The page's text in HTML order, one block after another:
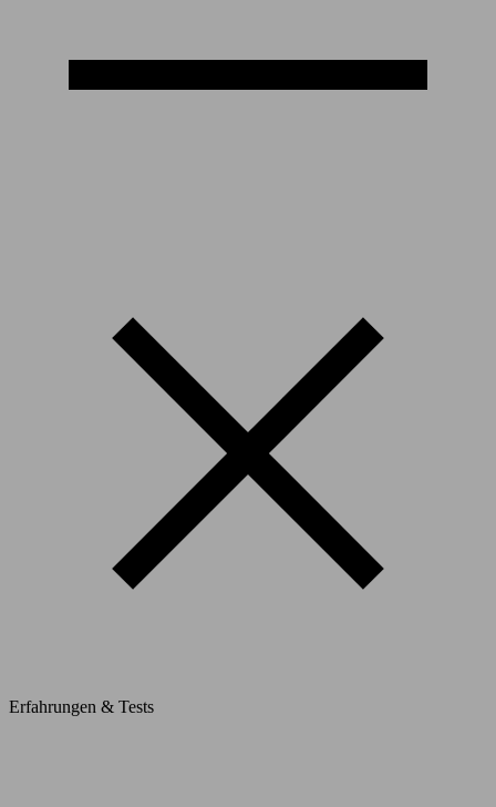
Erfahrungen & Tests